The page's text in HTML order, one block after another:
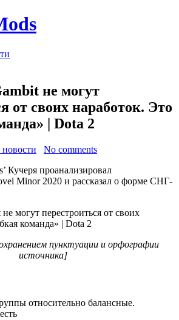
не могут
от своих наработок. Это
| Dota 2
No comments
Кучеря проанализировал
Minor 2020 и рассказал о форме СНГ-
пунктуации и орфографии
источника]
относительно балансные.